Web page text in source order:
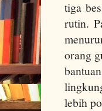
tiga
rutin.
orang
lebih